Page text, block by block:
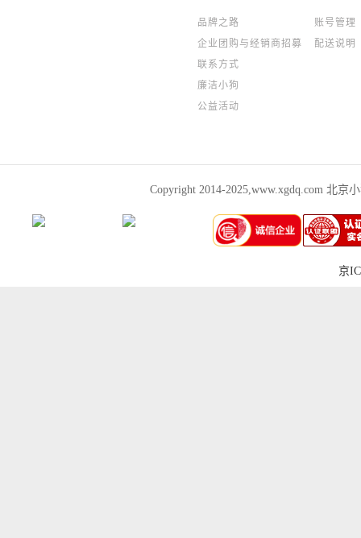
品牌之路
企业团购与经销商招募
联系方式
廉洁小狗
公益活动
账号管理
配送说明
Copyright 2014-2025,www.xgdq.com 北京
京